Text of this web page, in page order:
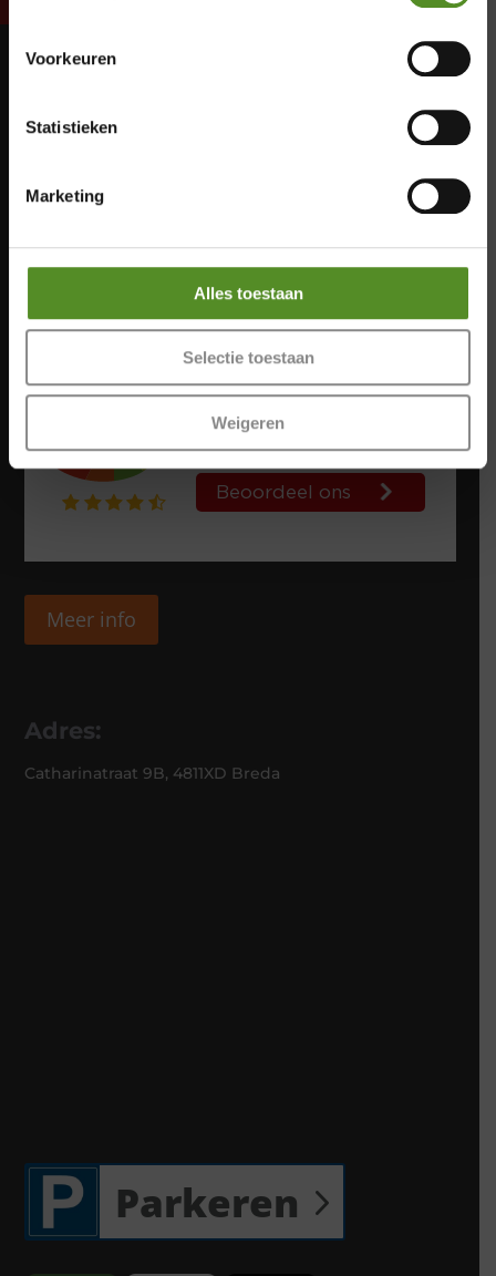
Voorkeuren
Statistieken
Marketing
Alles toestaan
Selectie toestaan
Weigeren
Dinsdag: Gesloten
Vrijdag: 12:00 – 17:00
Zondag: 12:00 – 17:00
Meer info
Adres:
Catharinatraat 9B, 4811XD Breda
Parkeren
Donderdag 12:00 – 17:00
Zaterdag 12:00 – 17:00